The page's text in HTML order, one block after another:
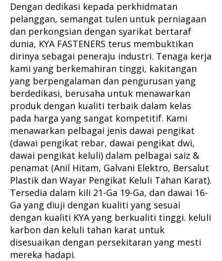
Dengan dedikasi kepada perkhidmatan
pelanggan, semangat tulen untuk perniagaan
dan perkongsian dengan syarikat bertaraf
dunia, KYA FASTENERS terus membuktikan
dirinya sebagai peneraju industri. Tenaga kerja
kami yang berkemahiran tinggi, kakitangan
yang berpengalaman dan pengurusan yang
berdedikasi, berusaha untuk menawarkan
produk dengan kualiti terbaik dalam kelas
pada harga yang sangat kompetitif. Kami
menawarkan pelbagai jenis dawai pengikat
(dawai pengikat rebar, dawai pengikat dwi,
dawai pengikat keluli) dalam pelbagai saiz &
penamat (Anil Hitam, Galvani Elektro, Bersalut
Plastik dan Wayar Pengikat Keluli Tahan Karat).
Tersedia dalam kili 21-Ga 19-Ga, dan dawai 16-
Ga yang diuji dengan kualiti yang sesuai
dengan kualiti KYA yang berkualiti tinggi. keluli
karbon dan keluli tahan karat untuk
disesuaikan dengan persekitaran yang mesti
mereka hadapi.